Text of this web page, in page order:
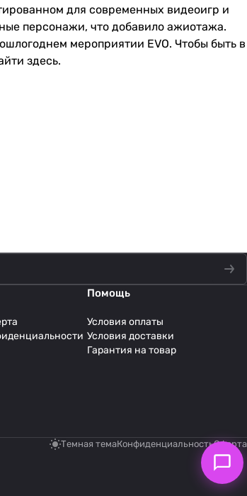
для современных видеоигр и
персонажи, что добавило ажиотажа.
мероприятии EVO. Чтобы быть в
здесь.
Помощь
Условия оплаты
Условия доставки
Гарантия на товар
Темная темаКонфиденциальностьОферта